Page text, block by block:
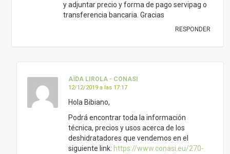
y adjuntar precio y forma de pago servipag o
transferencia bancaria. Gracias
RESPONDER
AÏDA LIROLA - CONASI
12/12/2019 a las 17:17
Hola Bibiano,
Podrá encontrar toda la información
técnica, precios y usos acerca de los
deshidratadores que vendemos en el
siguiente link: https://www.conasi.eu/270-